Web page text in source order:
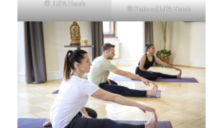
© JUFA Hotels
© Flohner/JUFA Hotels